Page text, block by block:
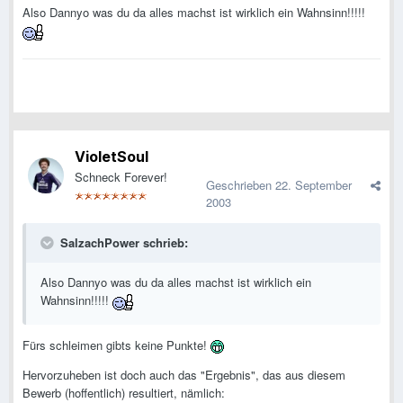
Also Dannyo was du da alles machst ist wirklich ein Wahnsinn!!!!!
VioletSoul
Schneck Forever! Geschrieben 22. September
2003
SalzachPower schrieb:
Also Dannyo was du da alles machst ist wirklich ein
Wahnsinn!!!!!
Fürs schleimen gibts keine Punkte!
Hervorzuheben ist doch auch das "Ergebnis", das aus diesem
Bewerb (hoffentlich) resultiert, nämlich: